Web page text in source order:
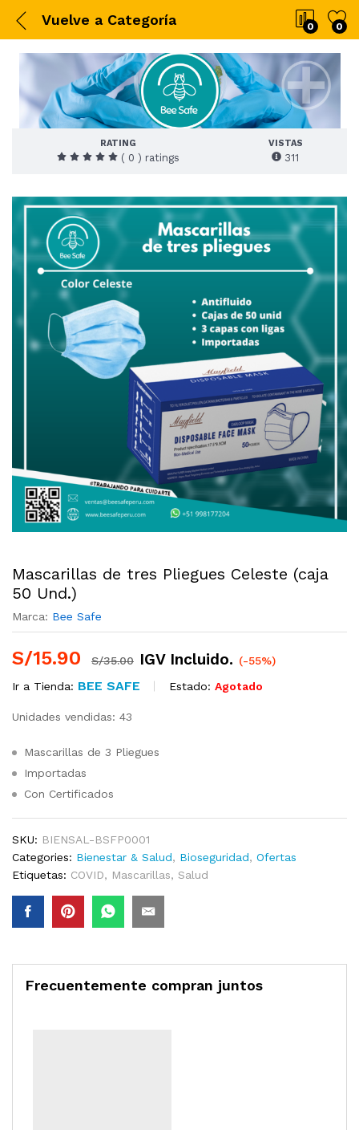
Vuelve aCategoría 0 0
RATING
( 0 ) ratings
VISTAS
311
Mascarillas de tres Pliegues Celeste (caja
50 Und.)
Marca: Bee Safe
S/15.90 S/35.00 IGV Incluido. (-55%)
Ir a Tienda: BEE SAFE Estado: Agotado
Unidades vendidas: 43
Mascarillas de 3 Pliegues
Importadas
Con Certificados
SKU: BIENSAL-BSFP0001
Categories: Bienestar & Salud, Bioseguridad, Ofertas
Etiquetas: COVID, Mascarillas, Salud
Frecuentemente compran juntos